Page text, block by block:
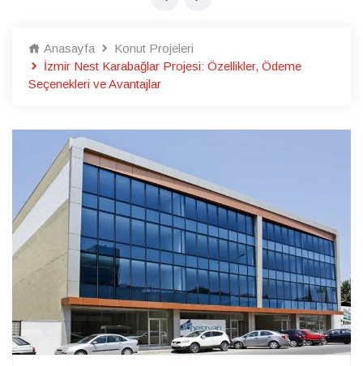
Anasayfa
Konut Projeleri
İzmir Nest Karabağlar Projesi: Özellikler, Ödeme
Seçenekleri ve Avantajlar